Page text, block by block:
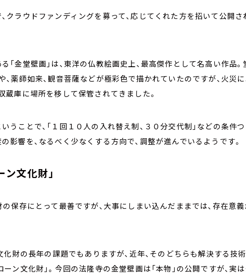
クラウドファンディングを募って、応じてくれた方を招いて公開さ
「金堂壁画」は、東洋の仏教絵画史上、最高傑作として名高い作品。
、薬師如来、観音菩薩などが極彩色で描かれていたのですが、火災に
蔵庫に場所を移して保管されてきました。
うことで、「１回１０人の入れ替え制、３０分交代制」などの条件つ
影響を、なるべく少なくする方向で、調整が進んでいるようです。
文化財」
の保存にとって最善ですが、大事にしまい込んだままでは、存在意
文化財の長年の課題でもありますが、近年、そのどちらも解決する技
ーン文化財」。今回の法隆寺の金堂壁画は「本物」の公開ですが、実